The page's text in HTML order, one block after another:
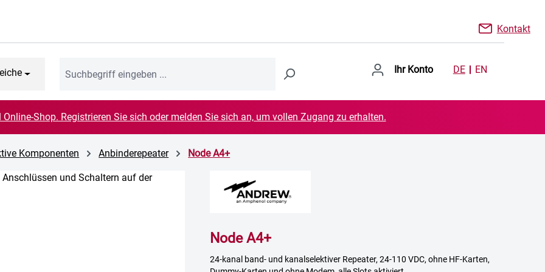
Kontakt
Ihr Konto DE EN
Shop. Registrieren Sie sich oder melden Sie sich an, um vollen Zugang zu erhalten.
Komponenten Anbinderepeater Node A4+
Node A4+
24-kanal band- und kanalselektiver Repeater, 24-110 VDC, ohne HF-Karten,